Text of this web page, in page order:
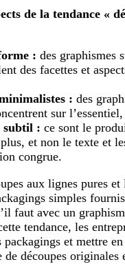
de la tendance «
: des graphismes
des facettes et
: des
sur
subtil : ce sont le
et non le texte et
congrue.
aux lignes pures et
simples
faut avec un
tendance, les
packagings et mettre
de découpes originales